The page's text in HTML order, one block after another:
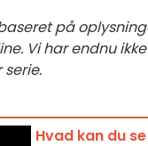
på
Vi har endnu
Hvad kan du